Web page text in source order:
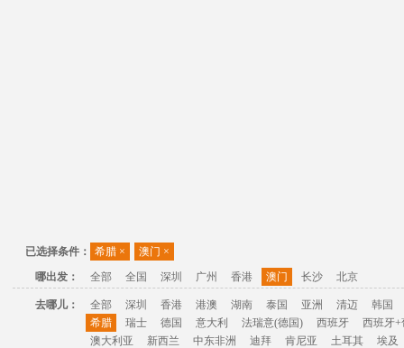
已选择条件： 希腊 × 澳门 ×
哪出发：
全部 全国 深圳 广州 香港 澳门 长沙 北京
去哪儿： 全部 深圳 香港 港澳 湖南 泰国 亚洲 清迈
韩国
希腊
瑞士 德国 意大利 法瑞意(德国) 西班牙
西班牙+
澳大利亚
新西兰 中东非洲 迪拜 肯尼亚 土耳其
埃及